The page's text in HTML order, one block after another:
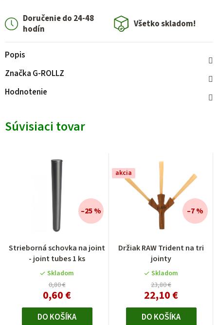
Doručenie do 24-48
hodín
Všetko skladom!
Popis
Značka G-ROLLZ
Hodnotenie
Súvisiaci tovar
Strieborná schovka na joint
- joint tubes 1 ks
Skladom
0,80 €
0,60 €
–25 %
DO KOŠÍKA
akcia
Držiak RAW Trident na tri
jointy
Skladom
23,80 €
22,10 €
–7 %
DO KOŠÍKA